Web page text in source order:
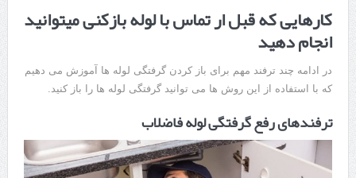
کارهایی که قبل ار تماس با لوله بازکنی میتوانید
انجام دهید
در ادامه چند ترفند مهم برای باز کردن گرفتگی لوله ها آموزش می دهیم
که با استفاده از این روش ها می توانید گرفتگی لوله ها را باز کنید.
ترفندهای رفع گرفتگی لوله فاضلاب